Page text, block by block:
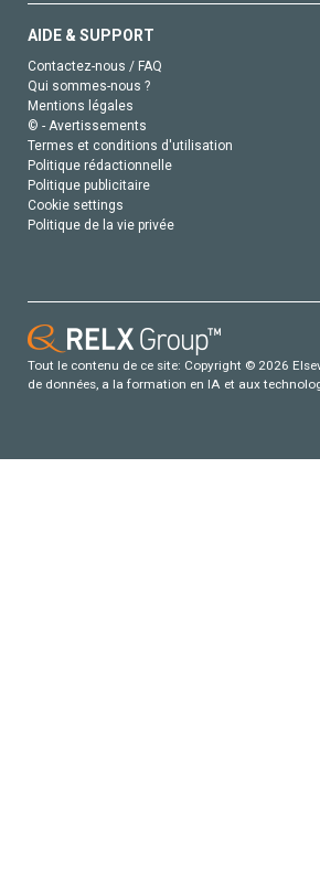
AIDE & SUPPORT
Contactez-nous / FAQ
Qui sommes-nous ?
Mentions légales
© - Avertissements
Termes et conditions d'utilisation
Politique rédactionnelle
Politique publicitaire
Cookie settings
Politique de la vie privée
Tout le contenu de ce site: Copyright © 2026
de données, a la formation en IA et aux